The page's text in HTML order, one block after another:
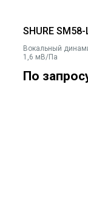
SHURE
Вокальный
1,6 мВ/Па
По